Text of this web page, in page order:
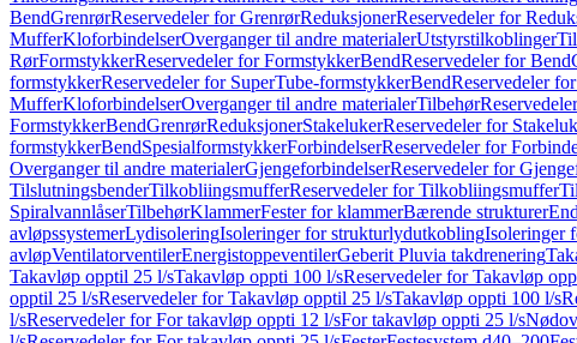
BendGrenrørReservedeler for GrenrørReduksjonerReservedeler for
MufferKloforbindelserOverganger til andre materialerUtstyrstilkoblinger
RørFormstykkerReservedeler for FormstykkerBendReservedeler for Bend
formstykkerReservedeler for SuperTube-formstykkerBendReservedeler
MufferKloforbindelserOverganger til andre materialerTilbehør
FormstykkerBendGrenrørReduksjonerStakelukerReservedeler for
formstykkerBendSpesialformstykkerForbindelserReservedeler for
Overganger til andre materialerGjengeforbindelserReservedeler for
TilslutningsbenderTilkobliingsmufferReservedeler for Tilkobliingsmuffer
SpiralvannlåserTilbehørKlammerFester for klammerBærende strukturer
avløpssystemerLydisoleringIsoleringer for strukturlydutkoblingIsoleringer
avløpVentilatorventilerEnergistoppeventilerGeberit Pluvia takdrenering
Takavløp opptil 25 l/sTakavløp oppti 100 l/sReservedeler for Takavløp
opptil 25 l/sReservedeler for Takavløp opptil 25 l/sTakavløp oppti 100 l/s
l/sReservedeler for For takavløp oppti 12 l/sFor takavløp oppti 25 l/s